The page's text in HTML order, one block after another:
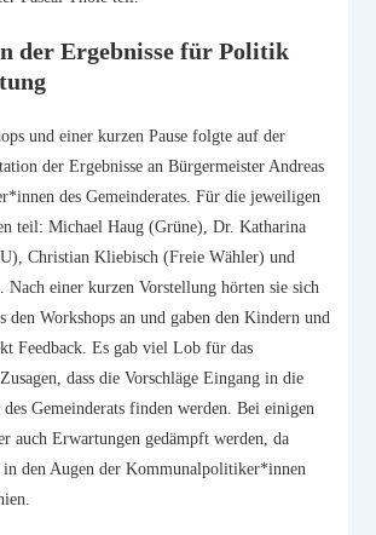
der Ergebnisse für Politik
und einer kurzen Pause folgte auf der
der Ergebnisse an Bürgermeister Andreas
des Gemeinderates. Für die jeweiligen
teil: Michael Haug (Grüne), Dr. Katharina
Christian Kliebisch (Freie Wähler) und
Nach einer kurzen Vorstellung hörten sie sich
den Workshops an und gaben den Kindern und
Feedback. Es gab viel Lob für das
dass die Vorschläge Eingang in die
Gemeinderats finden werden. Bei einigen
auch Erwartungen gedämpft werden, da
in den Augen der Kommunalpolitiker*innen